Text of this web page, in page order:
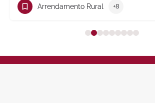
Rural +8